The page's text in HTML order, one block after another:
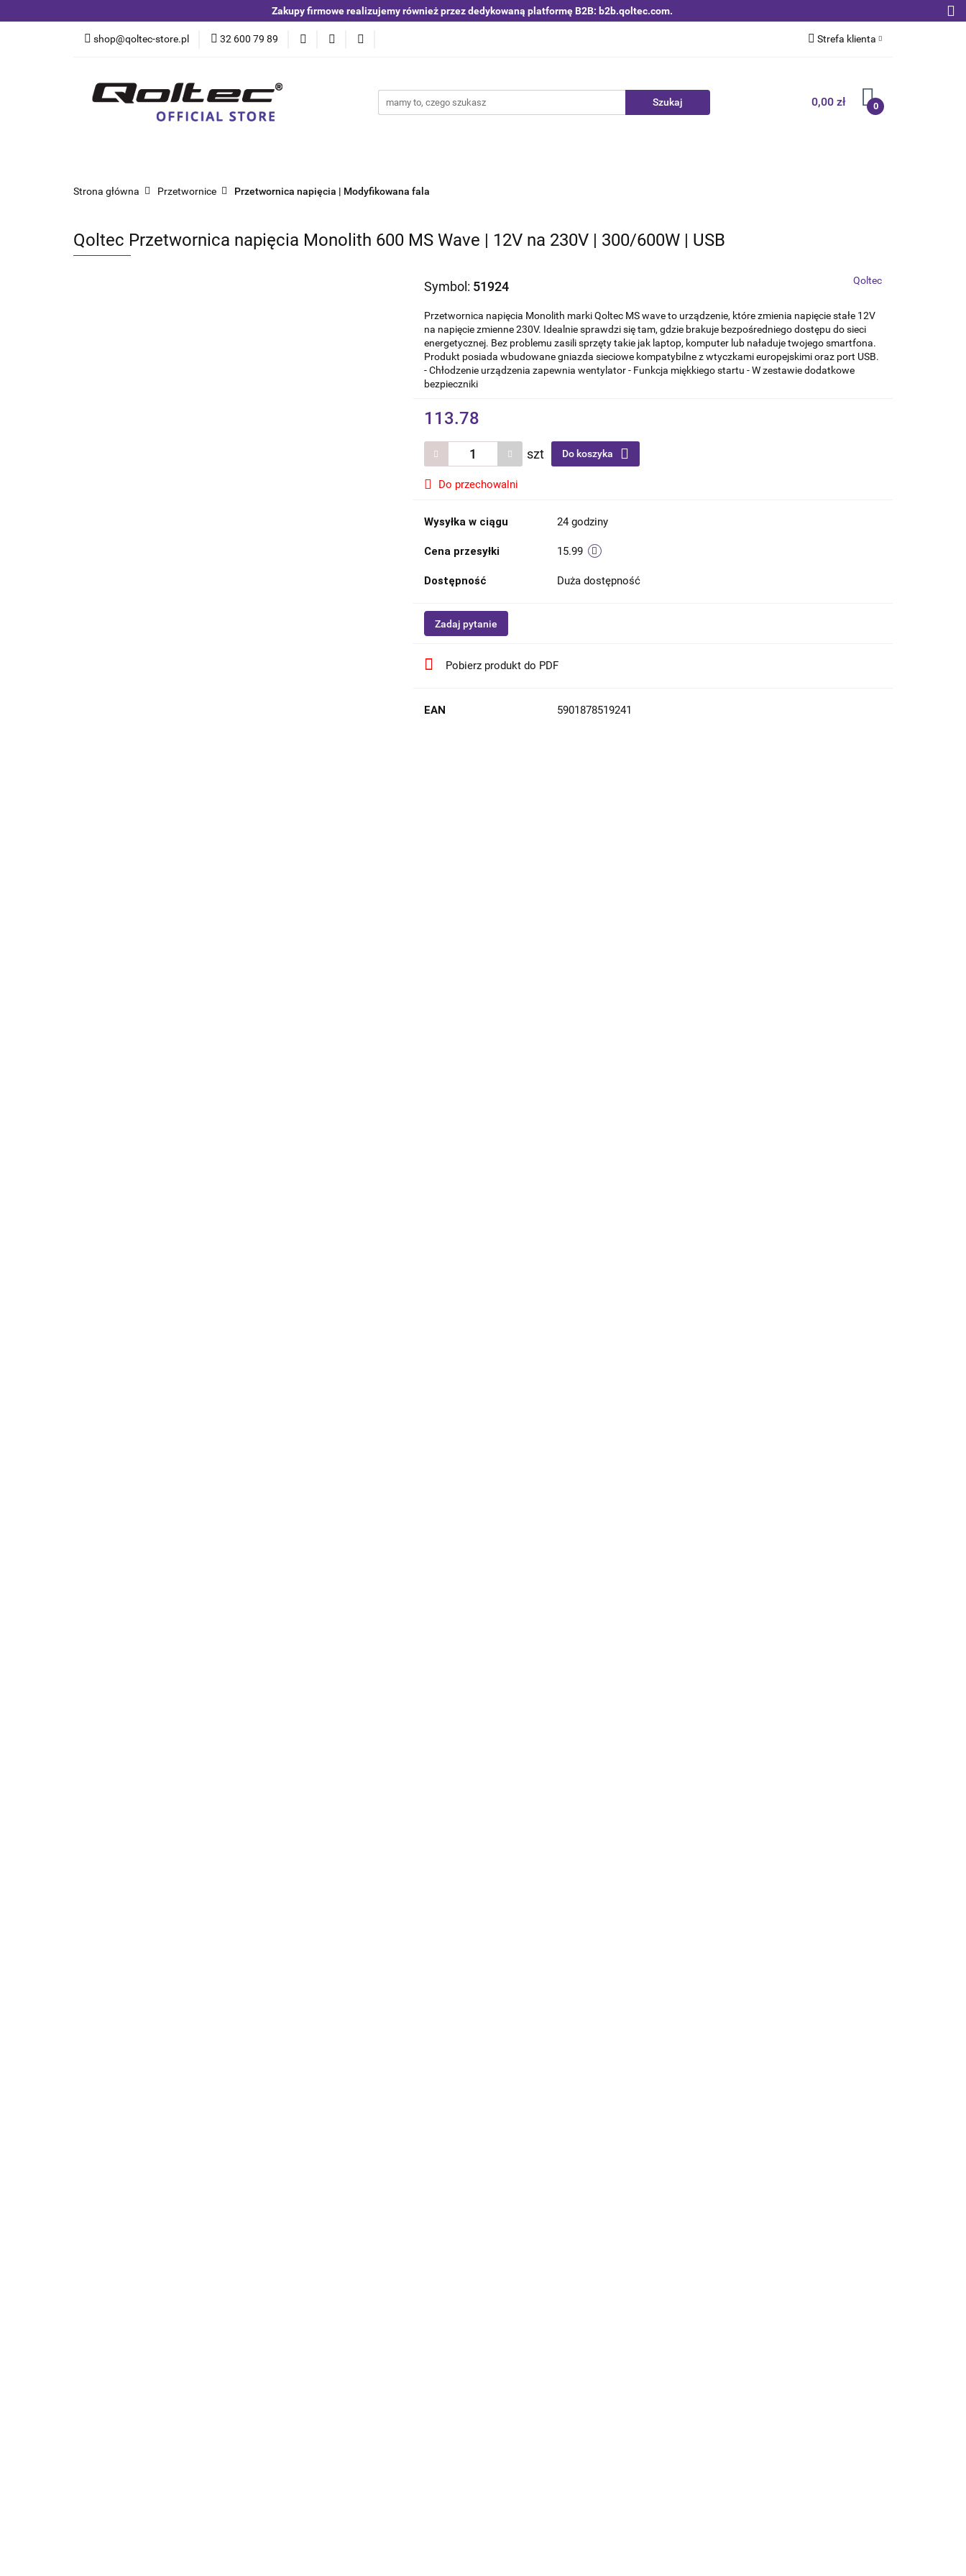
Zakupy firmowe realizujemy również przez dedykowaną platformę B2B: b2b.qoltec.com.
shop@qoltec-store.pl 32 600 79 89 Strefa klienta
Zarejestruj się
0,00 zł 0
Blog
Kategorie Czujniki i detektory Switche | Ethernet Anteny LTE 4G 5G
Strona główna Przetwornice Przetwornica napięcia | Modyfikowana fala
Qoltec Przetwornica napięcia Monolith 600 MS Wave | 12V na 230V | 300/600W | USB
Symbol: 51924 Qoltec
Przetwornica napięcia Monolith marki Qoltec MS wave to urządzenie, które zmienia napięcie stałe 12V
na napięcie zmienne 230V. Idealnie sprawdzi się tam, gdzie brakuje bezpośredniego dostępu do sieci
energetycznej. Bez problemu zasili sprzęty takie jak laptop, komputer lub naładuje twojego smartfona.
Produkt posiada wbudowane gniazda sieciowe kompatybilne z wtyczkami europejskimi oraz port USB.
- Chłodzenie urządzenia zapewnia wentylator - Funkcja miękkiego startu - W zestawie dodatkowe
bezpieczniki
113.78
szt Do koszyka
Do przechowalni
Wysyłka w ciągu 24 godziny
Cena przesyłki 15.99
Dostępność Duża dostępność
Zadaj pytanie
Pobierz produkt do PDF
EAN 5901878519241